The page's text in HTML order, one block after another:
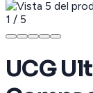
1 / 5
UCG